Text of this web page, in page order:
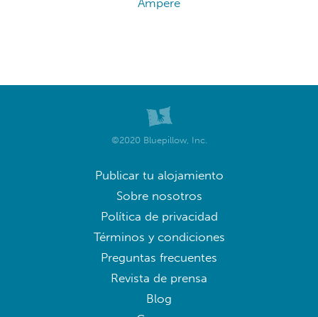
©2020 Bluepillow, Inc.
Publicar tu alojamiento
Sobre nosotros
Política de privacidad
Términos y condiciones
Preguntas frecuentes
Revista de prensa
Blog